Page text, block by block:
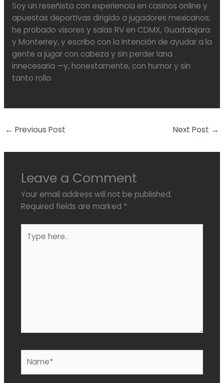
Soy un reseñista con experiencia en casinos online y
apuestas deportivas dirigido a jugadores mexicanos;
he probado visores y salas RV en CDMX, Guadalajara
y Monterrey, y escribo con la intención de ayudar a la
gente a jugar con cabeza y sin perder lana
innecesaria —y, honestamente, con humor y sin
tanto rollo.
← Previous Post Next Post →
Leave a Comment
Your email address will not be published.
Required fields are marked *
here..